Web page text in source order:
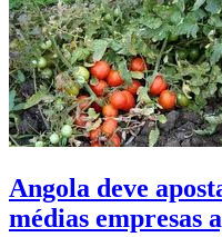
Angola deve
médias empresas